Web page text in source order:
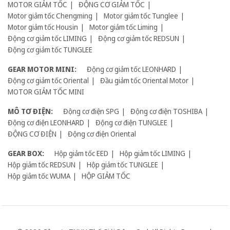
MOTOR GIẢM TỐC
ĐỘNG CƠ GIẢM TỐC
Motor giảm tốc Chengming
Motor giảm tốc Tunglee
Motor giảm tốc Housin
Motor giảm tốc Liming
Động cơ giảm tốc LIMING
Động cơ giảm tốc REDSUN
Động cơ giảm tốc TUNGLEE
GEAR MOTOR MINI:
Động cơ giảm tốc LEONHARD
Động cơ giảm tốc Oriental
Đầu giảm tốc Oriental Motor
MOTOR GIẢM TỐC MINI
MÔ TƠ ĐIỆN:
Động cơ điện SPG
Động cơ điện TOSHIBA
Động cơ điện LEONHARD
Động cơ điện TUNGLEE
ĐỘNG CƠ ĐIỆN
Động cơ điện Oriental
GEAR BOX:
Hộp giảm tốc EED
Hộp giảm tốc LIMING
Hộp giảm tốc REDSUN
Hộp giảm tốc TUNGLEE
Hộp giảm tốc WUMA
HỘP GIẢM TỐC